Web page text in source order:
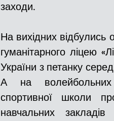
Адмінпротокол
Війна
Курс спротиву
заходи.
На вихідних відбулись
гуманітарного ліцею
України з петанку
А на волейбольних
спортивної школи
навчальних